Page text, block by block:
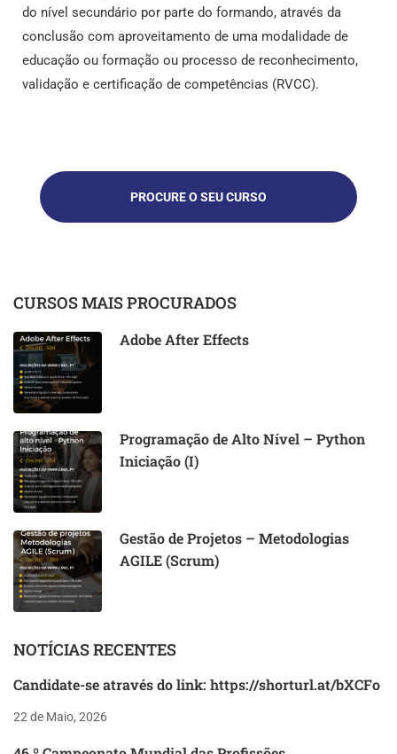
do nível secundário por parte do formando, através da
conclusão com aproveitamento de uma modalidade de
educação ou formação ou processo de reconhecimento,
validação e certificação de competências (RVCC).
PROCURE O SEU CURSO
CURSOS MAIS PROCURADOS
Adobe After Effects
Programação de Alto Nível – Python
Iniciação (I)
Gestão de Projetos – Metodologias
AGILE (Scrum)
NOTÍCIAS RECENTES
Candidate-se através do link: https://shorturl.at/bXCFo
22 de Maio, 2026